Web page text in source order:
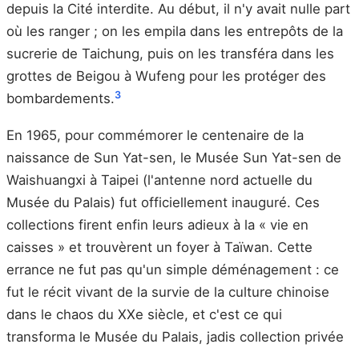
depuis la Cité interdite. Au début, il n'y avait nulle part
où les ranger ; on les empila dans les entrepôts de la
sucrerie de Taichung, puis on les transféra dans les
grottes de Beigou à Wufeng pour les protéger des
bombardements.3
En 1965, pour commémorer le centenaire de la
naissance de Sun Yat-sen, le Musée Sun Yat-sen de
Waishuangxi à Taipei (l'antenne nord actuelle du
Musée du Palais) fut officiellement inauguré. Ces
collections firent enfin leurs adieux à la « vie en
caisses » et trouvèrent un foyer à Taïwan. Cette
errance ne fut pas qu'un simple déménagement : ce
fut le récit vivant de la survie de la culture chinoise
dans le chaos du XXe siècle, et c'est ce qui
transforma le Musée du Palais, jadis collection privée